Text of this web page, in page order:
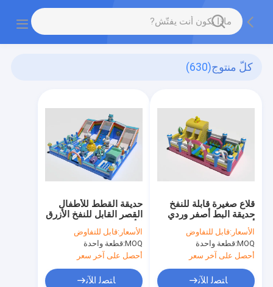
كلّ منتوج(630)
حديقة القطط للأطفال
القصر القابل للنفخ الأزرق
الأبيض لون مخصص
الأسعار:قابل للتفاوض
MOQ: قطعة واحدة
أحصل على آخر سعر
ﺎﺘﺼﻟ ﺍﻶﻧ
قلاع صغيرة قابلة للنفخ
حديقة البط أصفر وردي
أزرق
الأسعار:قابل للتفاوض
MOQ: قطعة واحدة
أحصل على آخر سعر
ﺎﺘﺼﻟ ﺍﻶﻧ